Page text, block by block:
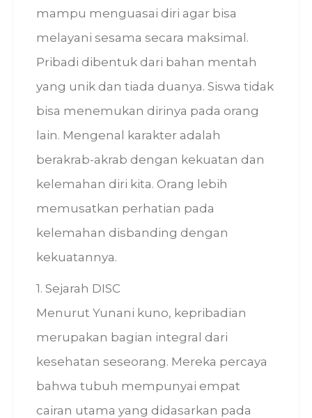
mampu menguasai diri agar bisa
melayani sesama secara maksimal.
Pribadi dibentuk dari bahan mentah
yang unik dan tiada duanya. Siswa tidak
bisa menemukan dirinya pada orang
lain. Mengenal karakter adalah
berakrab-akrab dengan kekuatan dan
kelemahan diri kita. Orang lebih
memusatkan perhatian pada
kelemahan disbanding dengan
kekuatannya.
1. Sejarah DISC
Menurut Yunani kuno, kepribadian
merupakan bagian integral dari
kesehatan seseorang. Mereka percaya
bahwa tubuh mempunyai empat
cairan utama yang didasarkan pada